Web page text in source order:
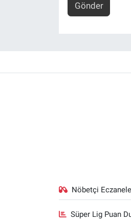
Gönder
Nöbetçi
Süper Lig Puan